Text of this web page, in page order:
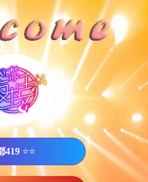
419 ⭐⭐